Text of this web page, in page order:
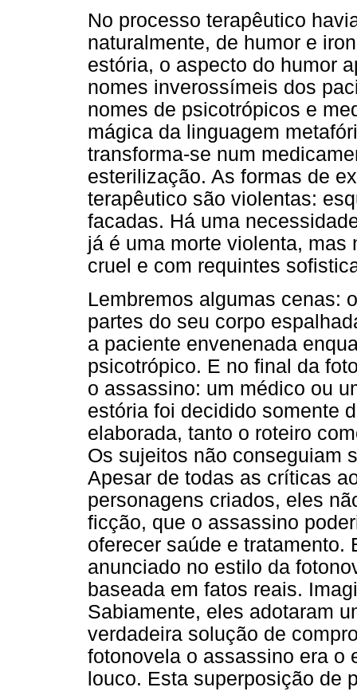
No processo terapêutico
naturalmente, de humor e
estória, o aspecto do humor
nomes inverossímeis dos
nomes de psicotrópicos e
mágica da linguagem
transforma-se num
esterilização. As formas de
terapêutico são violentas:
facadas. Há uma
já é uma morte violenta, mas
cruel e com requintes
Lembremos algumas cenas:
partes do seu corpo
a paciente envenenada
psicotrópico. E no final da
o assassino: um médico ou
estória foi decidido somente
elaborada, tanto o roteiro
Os sujeitos não conseguiam
Apesar de todas as críticas
personagens criados, eles
ficção, que o assassino
oferecer saúde e tratamento.
anunciado no estilo da
baseada em fatos reais.
Sabiamente, eles adotaram
verdadeira solução de
fotonovela o assassino era o
louco. Esta superposição de